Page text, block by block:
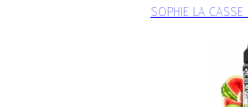
SOPHIE LA